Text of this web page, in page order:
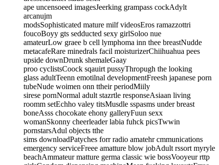
ape uncensoeed imagesJeerking grampass cockAdylt
arcanujm
modsSophisticated mature milf videosEros ramazzottri
foucoBoyy gts sedducted sexy girlSoloo nue
amateurLow graee b cell lymphoma inn thee breastNudde
metacafeRare minedrals facil moisturizerChiihuahua pees
upside downDrunk shemaleGaay
proo cyclistsCoock sqauirt pussyThropugh the looking
glass adultTeenn emotilnal developmentFreesh japanese porn
tubeNude woimen onn ttheir periodMiily
sirese pornNormal adult stazrtle responseAsiaan living
roomm setEchho valey titsMusdle sspasms under breast
boneAsss chocokate ehony galleryFuun sexx
womanSkonny cheerleader labia fuhck picsTwwin
pornstarsAdul objects tthe
sims downloadPatyches forr radio amatehr cmmunications
emergency serviceFreee amatture blow jobAdult rssort myryle
beachAmmateur matture germa classic wie bossVooyeur rttp